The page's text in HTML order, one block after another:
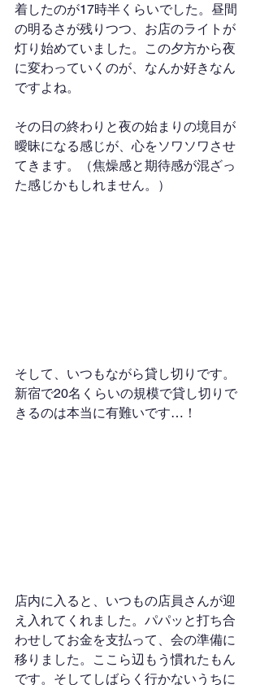
着したのが17時半くらいでした。昼間
の明るさが残りつつ、お店のライトが
灯り始めていました。この夕方から夜
に変わっていくのが、なんか好きなん
ですよね。
その日の終わりと夜の始まりの境目が
曖昧になる感じが、心をソワソワさせ
てきます。（焦燥感と期待感が混ざっ
た感じかもしれません。）
そして、いつもながら貸し切りです。
新宿で20名くらいの規模で貸し切りで
きるのは本当に有難いです…！
店内に入ると、いつもの店員さんが迎
え入れてくれました。パパッと打ち合
わせしてお金を支払って、会の準備に
移りました。ここら辺もう慣れたもん
です。そしてしばらく行かないうちに